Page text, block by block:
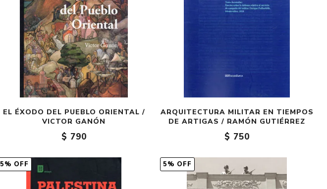
EL ÉXODO DEL PUEBLO ORIENTAL /
VICTOR GANÓN
$ 790
ARQUITECTURA MILITAR EN TIEMPOS
DE ARTIGAS / RAMÓN GUTIÉRREZ
$ 750
5% OFF 5% OFF